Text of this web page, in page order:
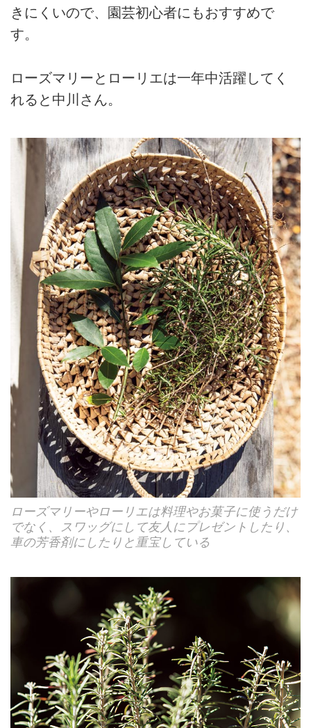
きにくいので、園芸初心者にもおすすめで
す。
ローズマリーとローリエは一年中活躍してく
れると中川さん。
ローズマリーやローリエは料理やお菓子に使うだけ
でなく、スワッグにして友人にプレゼントしたり、
車の芳香剤にしたりと重宝している